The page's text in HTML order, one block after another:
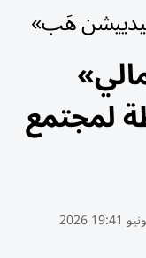
هَب»
لمجتمع